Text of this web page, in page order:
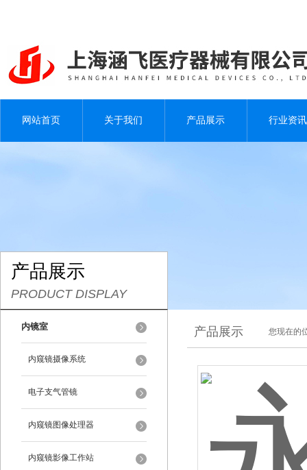
网站首页 关于我们 产品展示 行业资讯
产品展示
PRODUCT DISPLAY
内镜室
内窥镜摄像系统
电子支气管镜
内窥镜图像处理器
内窥镜影像工作站
产品展示 您现在的